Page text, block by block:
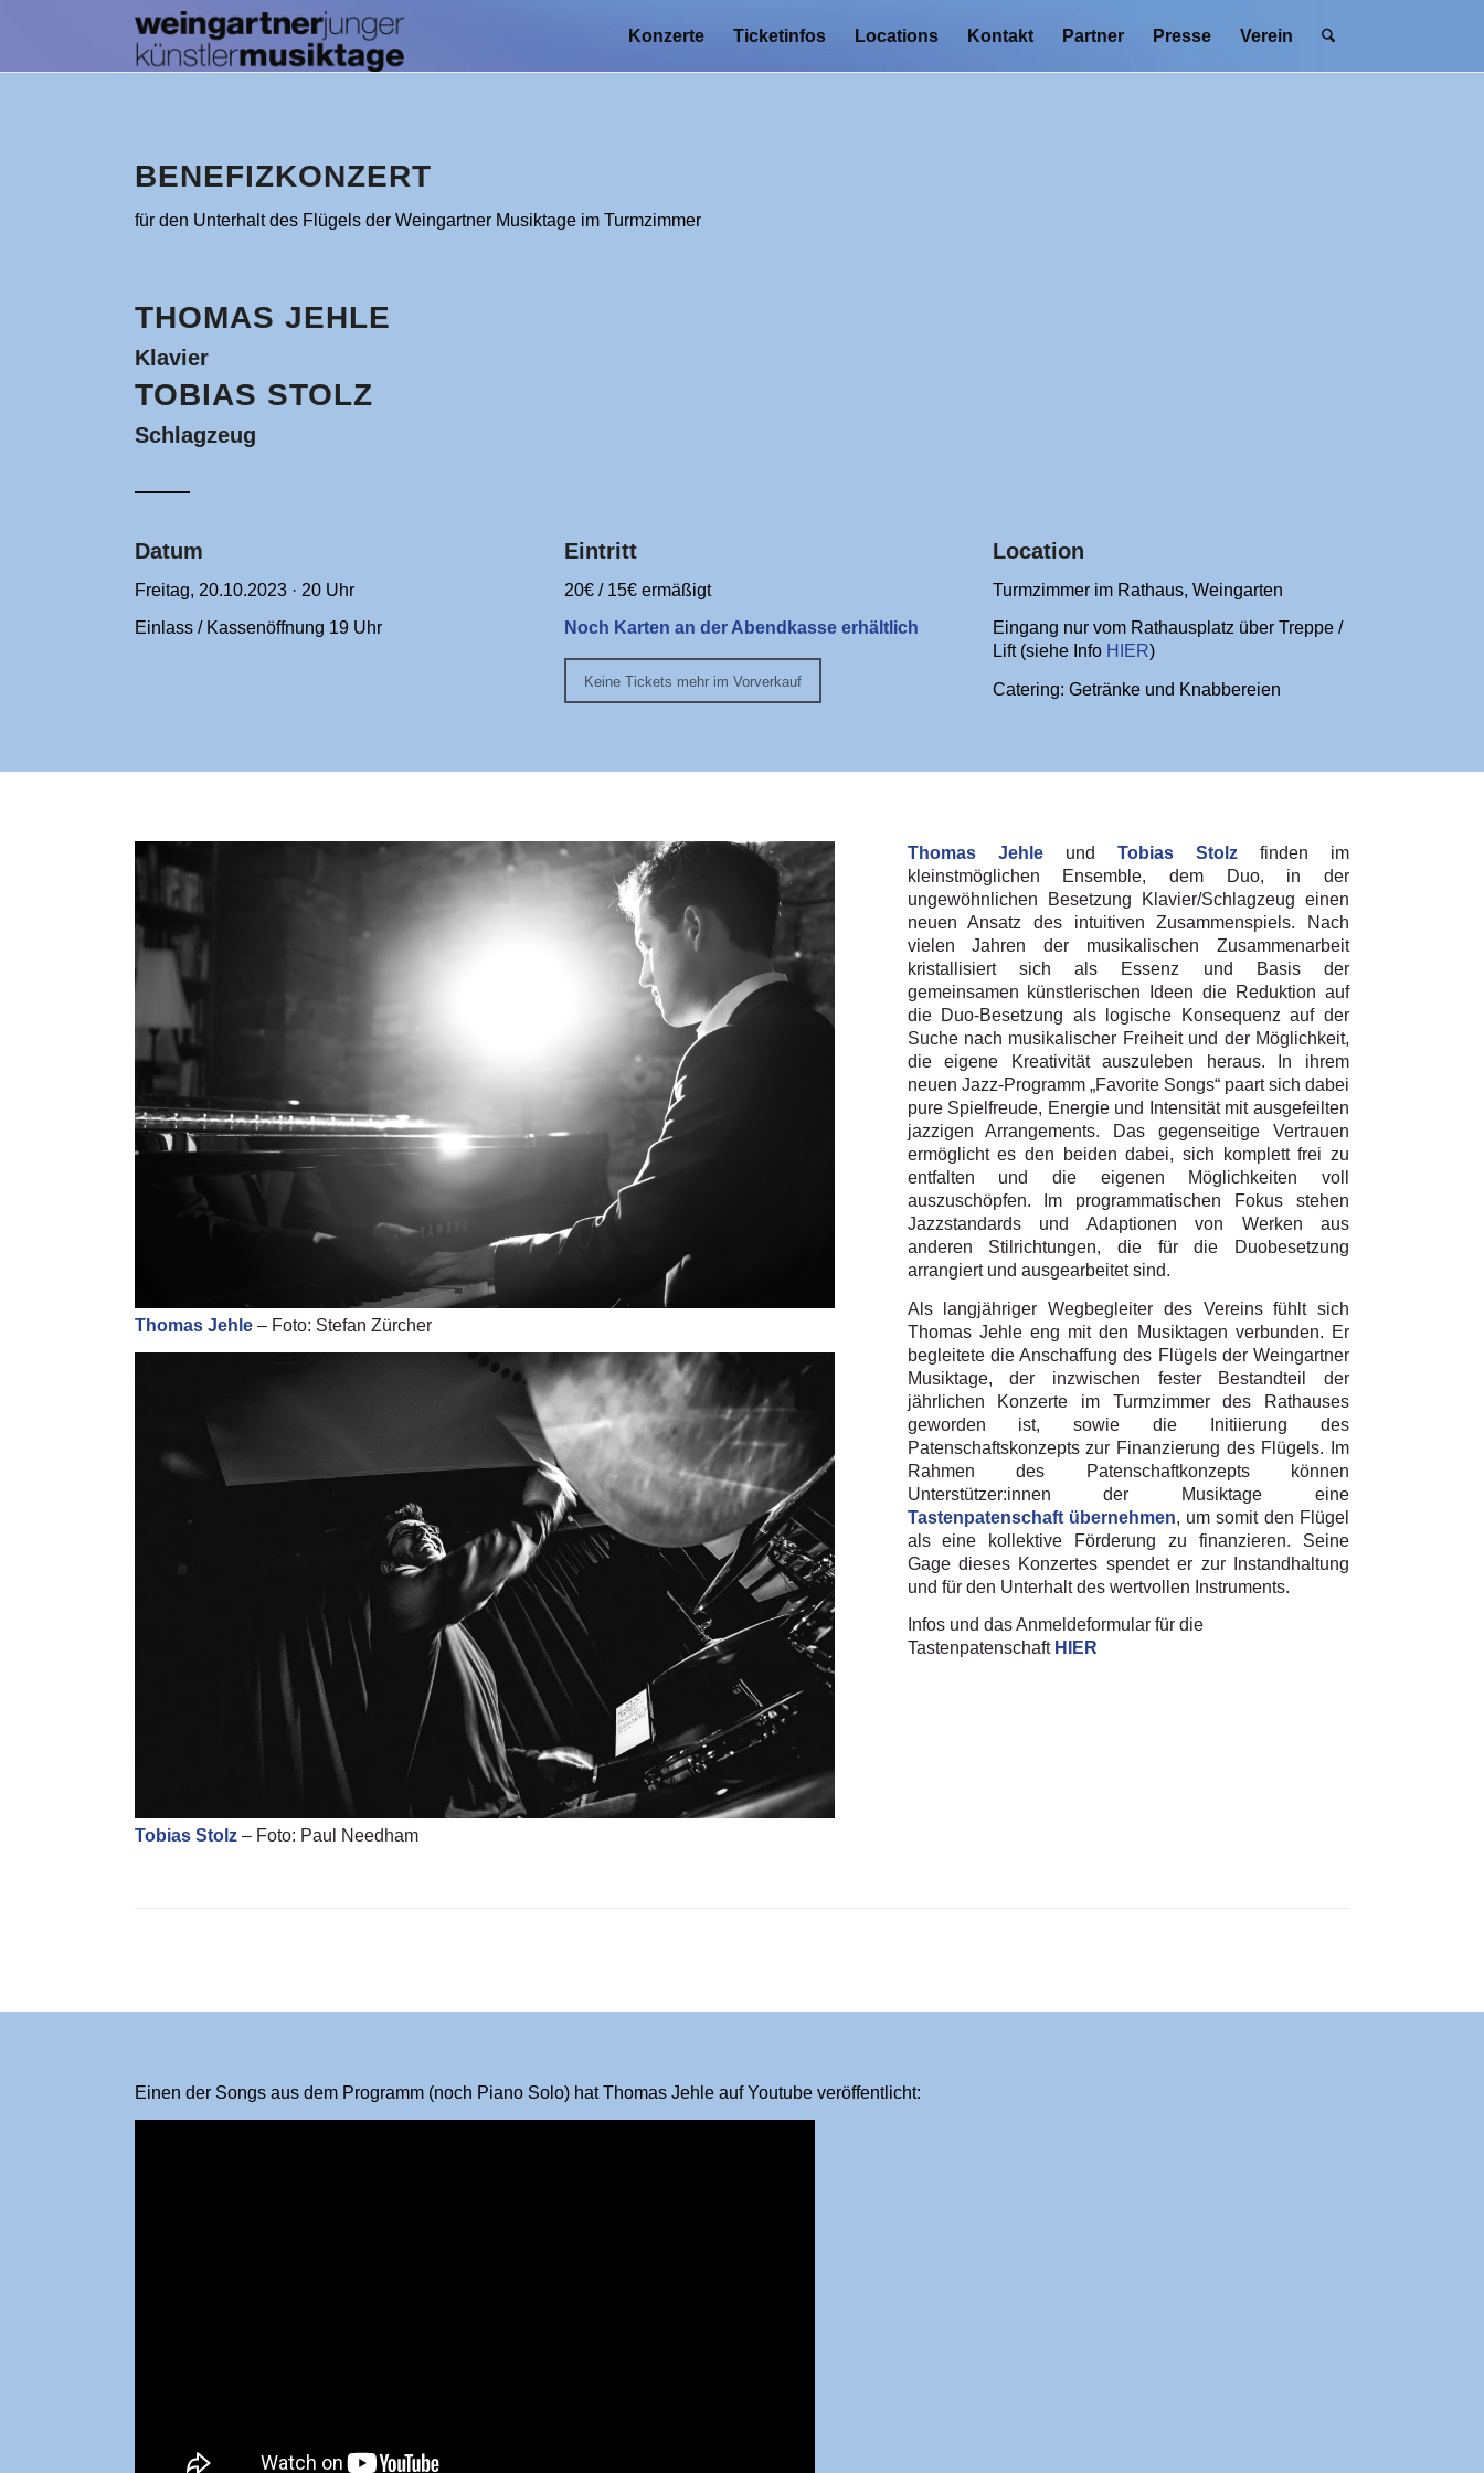
Konzerte Ticketinfos Locations Kontakt Partner Presse Verein
BENEFIZKONZERT
für den Unterhalt des Flügels der Weingartner Musiktage im Turmzimmer
THOMAS JEHLE
Klavier
TOBIAS STOLZ
Schlagzeug
Datum
Freitag, 20.10.2023 · 20 Uhr
Einlass / Kassenöffnung 19 Uhr
Eintritt
20€ / 15€ ermäßigt
Noch Karten an der Abendkasse erhältlich
Keine Tickets mehr im Vorverkauf
Location
Turmzimmer im Rathaus, Weingarten
Eingang nur vom Rathausplatz über Treppe /
Lift (siehe Info HIER)
Catering: Getränke und Knabbereien
Thomas Jehle – Foto: Stefan Zürcher
Tobias Stolz – Foto: Paul Needham
Thomas Jehleund Tobias Stolzfinden im
kleinstmöglichen Ensemble, dem Duo, in der
ungewöhnlichen Besetzung Klavier/Schlagzeug einen
neuen Ansatz des intuitiven Zusammenspiels. Nach
vielen Jahren der musikalischen Zusammenarbeit
kristallisiert sich als Essenz und Basis der
gemeinsamen künstlerischen Ideen die Reduktion auf
die Duo-Besetzung als logische Konsequenz auf der
Suche nach musikalischer Freiheit und der Möglichkeit,
die eigene Kreativität auszuleben heraus. In ihrem
neuen Jazz-Programm „Favorite Songs“ paart sich dabei
pure Spielfreude, Energie und Intensität mit ausgefeilten
jazzigen Arrangements. Das gegenseitige Vertrauen
ermöglicht es den beiden dabei, sich komplett frei zu
entfalten und die eigenen Möglichkeiten voll
auszuschöpfen. Im programmatischen Fokus stehen
Jazzstandards und Adaptionen von Werken aus
anderen Stilrichtungen, die für die Duobesetzung
arrangiert und ausgearbeitet sind.
Als langjähriger Wegbegleiter des Vereins fühlt sich
Thomas Jehle eng mit den Musiktagen verbunden. Er
begleitete die Anschaffung des Flügels der Weingartner
Musiktage, der inzwischen fester Bestandteil der
jährlichen Konzerte im Turmzimmer des Rathauses
geworden ist, sowie die Initiierung des
Patenschaftskonzepts zur Finanzierung des Flügels. Im
Rahmen des Patenschaftkonzepts können
Unterstützer:innen der Musiktage eine
Tastenpatenschaft übernehmen, um somit den Flügel
als eine kollektive Förderung zu finanzieren. Seine
Gage dieses Konzertes spendet er zur Instandhaltung
und für den Unterhalt des wertvollen Instruments.
Infos und das Anmeldeformular für die
Tastenpatenschaft HIER
Einen der Songs aus dem Programm (noch Piano Solo) hat Thomas Jehle auf Youtube veröffentlicht: